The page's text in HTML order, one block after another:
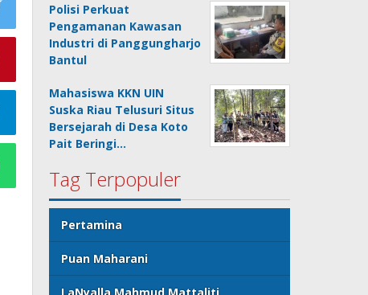
Polisi Perkuat
Pengamanan Kawasan
Industri di Panggungharjo
Bantul
Mahasiswa KKN UIN
Suska Riau Telusuri Situs
Bersejarah di Desa Koto
Pait Beringi…
Tag Terpopuler
Pertamina
Puan Maharani